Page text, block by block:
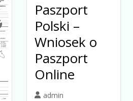
Paszport
Polski –
Wniosek o
Paszport
Online
admin